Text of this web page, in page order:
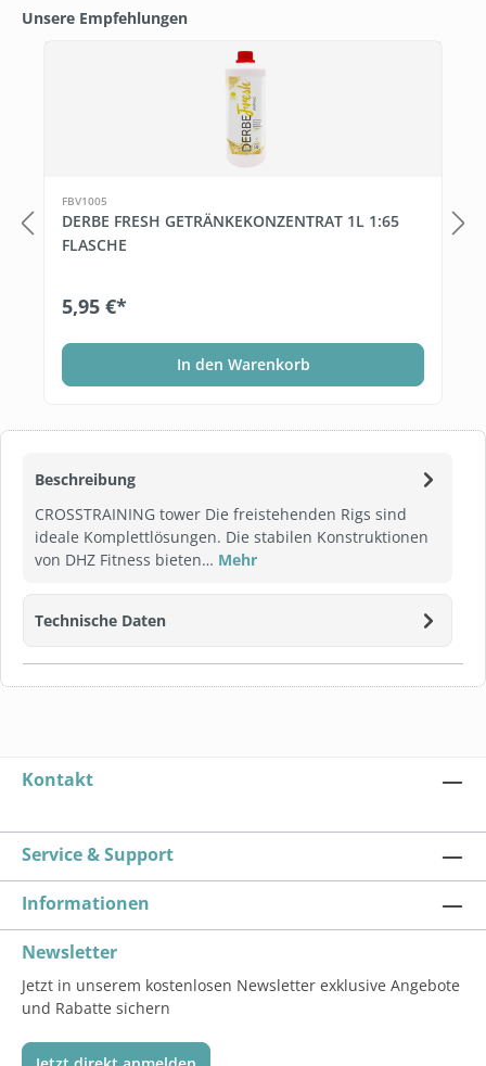
Beschreibung
CROSSTRAINING tower Die freistehenden Rigs sind
ideale Komplettlösungen. Die stabilen Konstruktionen
von DHZ Fitness bieten… Mehr
Technische Daten
Unsere Empfehlungen
Produktgalerie überspringen
FBV1005
DERBE FRESH GETRÄNKEKONZENTRAT 1L 1:65
FLASCHE
5,95 €*
In den Warenkorb
Kontakt
Service & Support
Informationen
Newsletter
Jetzt in unserem kostenlosen Newsletter exklusive Angebote
und Rabatte sichern